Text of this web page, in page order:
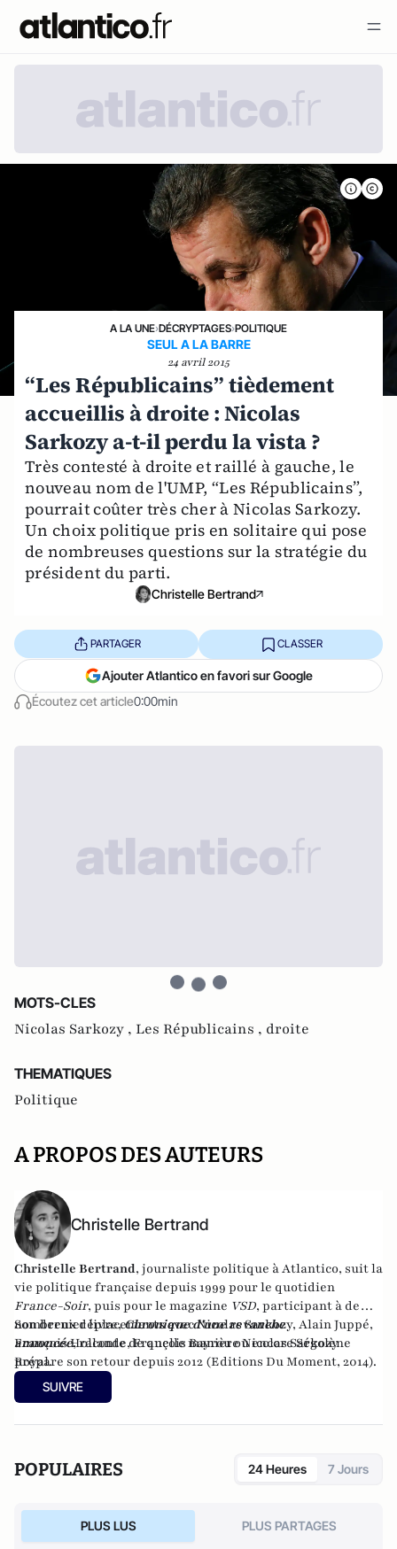
A LA UNE›DÉCRYPTAGES›POLITIQUE
SEUL A LA BARRE
24 avril 2015
“Les Républicains” tièdement
accueillis à droite : Nicolas
Sarkozy a-t-il perdu la vista ?
Très contesté à droite et raillé à gauche, le
nouveau nom de l'UMP, “Les Républicains”,
pourrait coûter très cher à Nicolas Sarkozy.
Un choix politique pris en solitaire qui pose
de nombreuses questions sur la stratégie du
président du parti.
Christelle Bertrand
Écoutez cet article0:00min
PARTAGER CLASSER
Ajouter Atlantico en favori sur Google
MOTS-CLES
Nicolas Sarkozy , Les Républicains , droite
THEMATIQUES
Politique
A PROPOS DES AUTEURS
Christelle Bertrand
Christelle Bertrand, journaliste politique à Atlantico, suit la
vie politique française depuis 1999 pour le quotidien
France-Soir, puis pour le magazine VSD, participant à de
nombreux déplacements avec Nicolas Sarkozy, Alain Juppé,
François Hollande, François Bayrou ou encore Ségolène
Royal.
Son dernier livre,Chronique d'une revanche
annoncée,raconte de quelle manière Nicolas Sarkozy
prépare son retour depuis 2012 (Editions Du Moment, 2014).
SUIVRE
POPULAIRES 24 Heures 7 Jours
PLUS LUS PLUS PARTAGES